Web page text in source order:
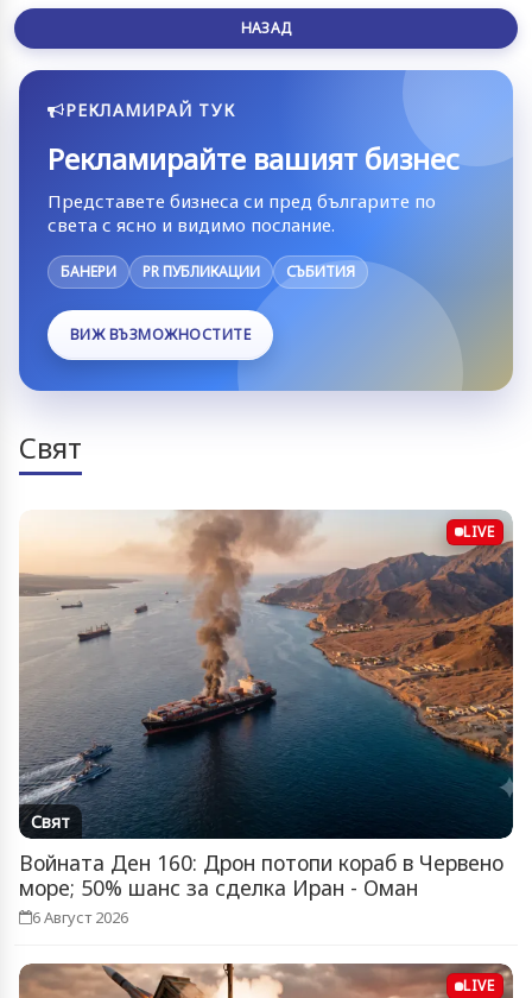
НАЗАД
РЕКЛАМИРАЙ ТУК
Рекламирайте вашият бизнес
Представете бизнеса си пред българите по
света с ясно и видимо послание.
БАНЕРИ PR ПУБЛИКАЦИИ СЪБИТИЯ
ВИЖ ВЪЗМОЖНОСТИТЕ
Свят
LIVE
Свят
Войната Ден 160: Дрон потопи кораб в Червено
море; 50% шанс за сделка Иран - Оман
6 Август 2026
LIVE